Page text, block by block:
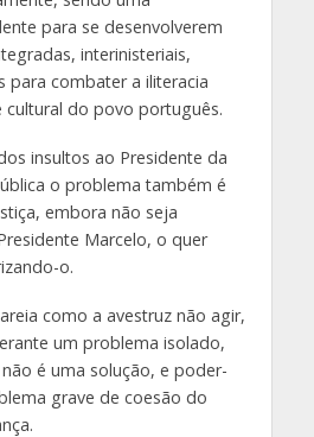
para se desenvolverem
interinisteriais,
para combater a iliteracia
cultural do povo português.
insultos ao Presidente da
o problema também é
embora não seja
Marcelo, o quer
o.
como a avestruz não agir,
um problema isolado,
é uma solução, e poder-
grave de coesão do